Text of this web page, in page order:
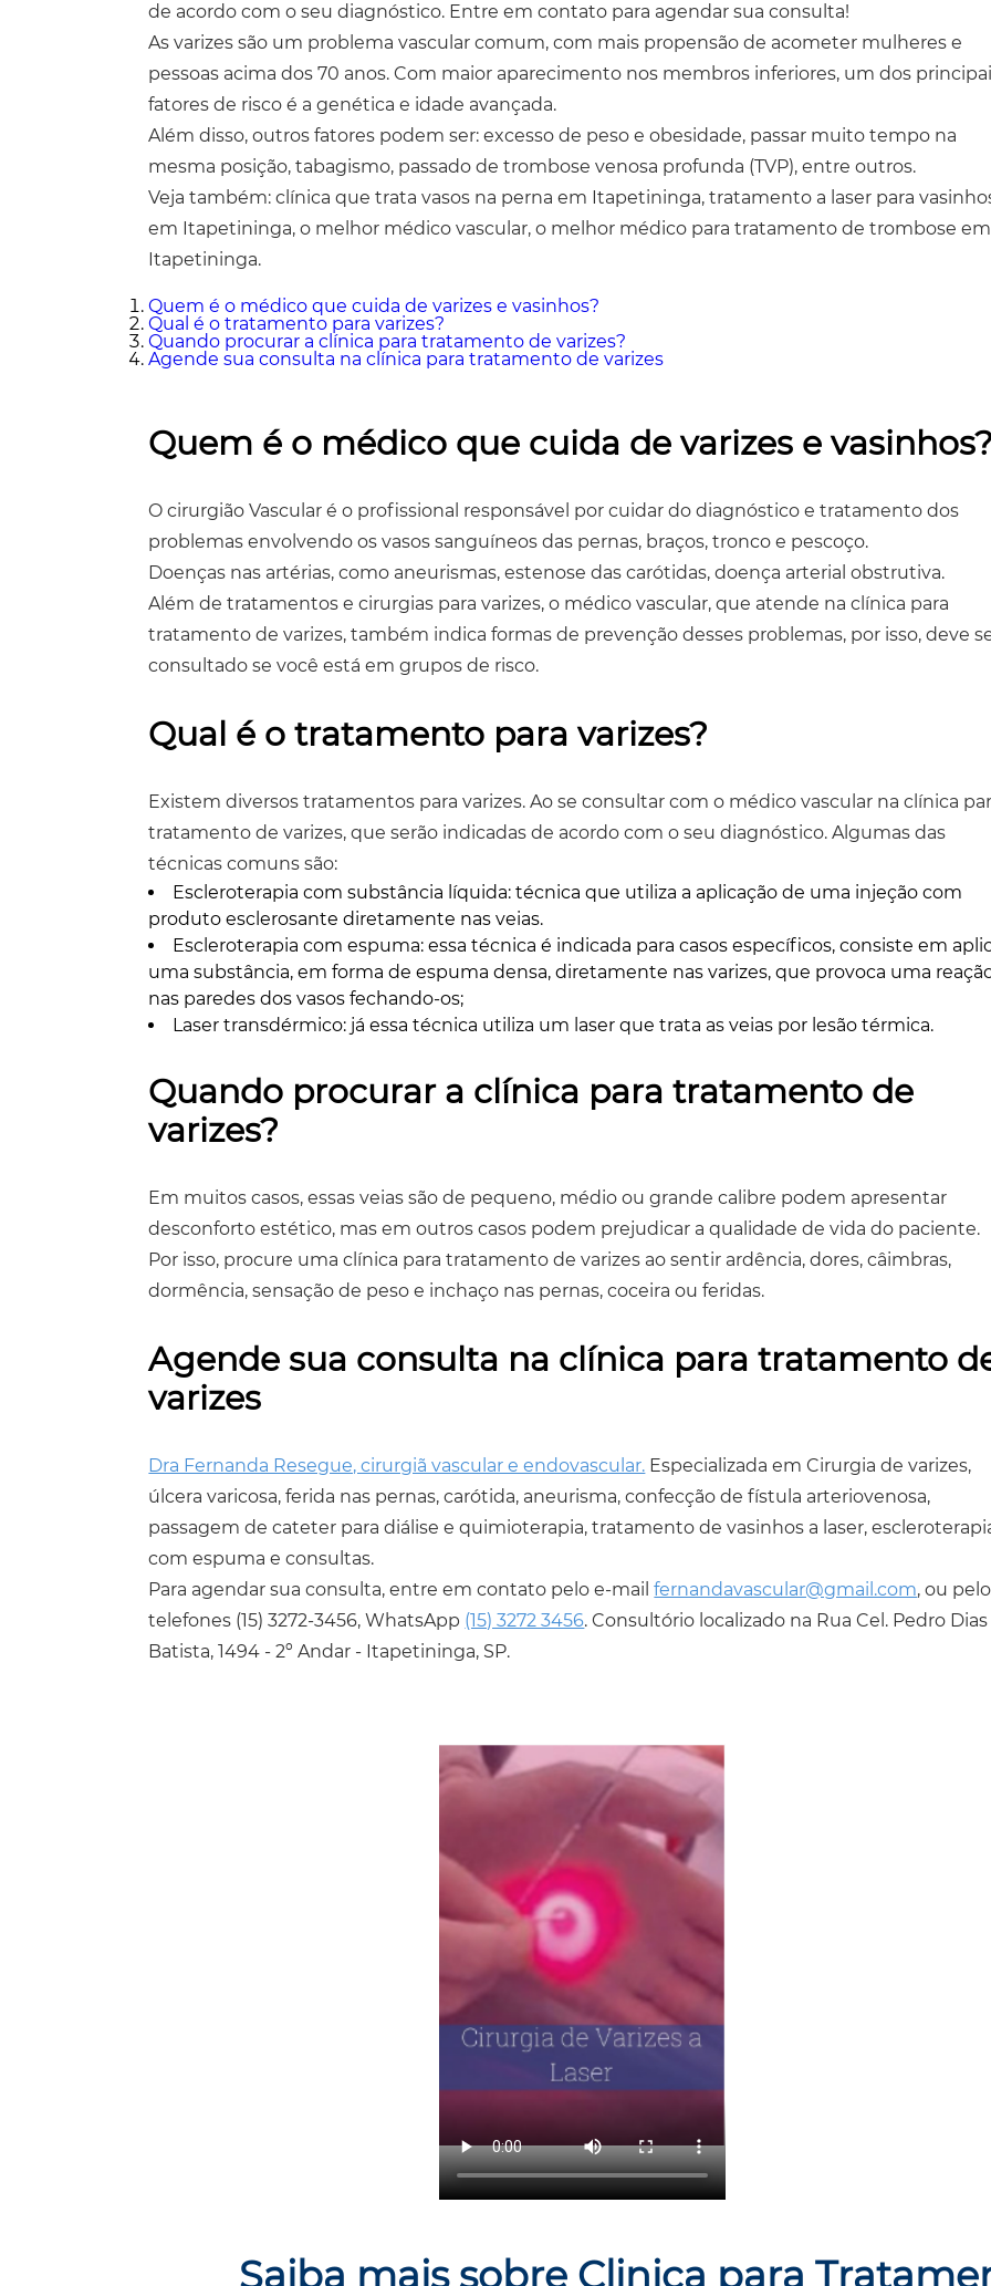
de acordo com o seu diagnóstico. Entre em contato para agendar sua consulta!
As varizes são um problema vascular comum, com mais propensão de acometer mulheres e
pessoas acima dos 70 anos. Com maior aparecimento nos membros inferiores, um dos
fatores de risco é a genética e idade avançada.
Além disso, outros fatores podem ser: excesso de peso e obesidade, passar muito tempo na
mesma posição, tabagismo, passado de trombose venosa profunda (TVP), entre outros.
Veja também: clínica que trata vasos na perna em Itapetininga, tratamento a laser para
em Itapetininga, o melhor médico vascular, o melhor médico para tratamento de trombose em
Itapetininga.
Quem é o médico que cuida de varizes e vasinhos?
Qual é o tratamento para varizes?
Quando procurar a clínica para tratamento de varizes?
Agende sua consulta na clínica para tratamento de varizes
Quem é o médico que cuida de varizes e vasinhos?
O cirurgião Vascular é o profissional responsável por cuidar do diagnóstico e tratamento dos
problemas envolvendo os vasos sanguíneos das pernas, braços, tronco e pescoço.
Doenças nas artérias, como aneurismas, estenose das carótidas, doença arterial obstrutiva.
Além de tratamentos e cirurgias para varizes, o médico vascular, que atende na clínica para
tratamento de varizes, também indica formas de prevenção desses problemas, por isso, deve
consultado se você está em grupos de risco.
Qual é o tratamento para varizes?
Existem diversos tratamentos para varizes. Ao se consultar com o médico vascular na clínica
tratamento de varizes, que serão indicadas de acordo com o seu diagnóstico. Algumas das
técnicas comuns são:
Escleroterapia com substância líquida: técnica que utiliza a aplicação de uma injeção com
produto esclerosante diretamente nas veias.
Escleroterapia com espuma: essa técnica é indicada para casos específicos, consiste em
uma substância, em forma de espuma densa, diretamente nas varizes, que provoca uma
nas paredes dos vasos fechando-os;
Laser transdérmico: já essa técnica utiliza um laser que trata as veias por lesão térmica.
Quando procurar a clínica para tratamento de
varizes?
Em muitos casos, essas veias são de pequeno, médio ou grande calibre podem apresentar
desconforto estético, mas em outros casos podem prejudicar a qualidade de vida do paciente.
Por isso, procure uma clínica para tratamento de varizes ao sentir ardência, dores, câimbras,
dormência, sensação de peso e inchaço nas pernas, coceira ou feridas.
Agende sua consulta na clínica para tratamento
varizes
Dra Fernanda Resegue, cirurgiã vascular e endovascular. Especializada em Cirurgia de varizes,
úlcera varicosa, ferida nas pernas, carótida, aneurisma, confecção de fístula arteriovenosa,
passagem de cateter para diálise e quimioterapia, tratamento de vasinhos a laser,
com espuma e consultas.
Para agendar sua consulta, entre em contato pelo e-mailfernandavascular@gmail.com, ou
telefones (15) 3272-3456, WhatsApp (15) 3272 3456. Consultório localizado na Rua Cel. Pedro Dias
Batista, 1494 - 2º Andar - Itapetininga, SP.
Saiba mais sobre Clinica para